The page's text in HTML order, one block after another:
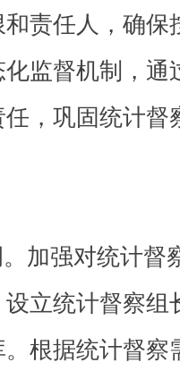
责任人，确
监督机制，
，巩固统计
强对统计督
立统计督察
根据统计督